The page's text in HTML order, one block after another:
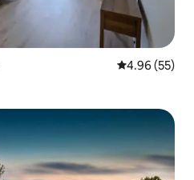
平均评分
4.96 (55)